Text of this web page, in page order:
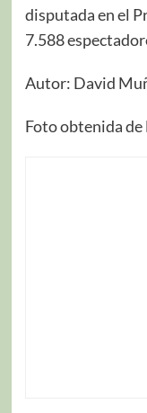
disputada en el
7.588
Autor: David
Foto obtenida de